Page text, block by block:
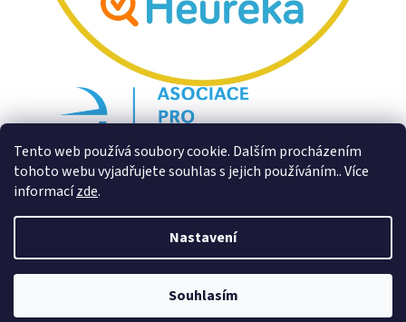
Tento web používá soubory cookie. Dalším procházením
tohoto webu vyjadřujete souhlas s jejich používáním.. Více
informacízde.
Nastavení
Souhlasím